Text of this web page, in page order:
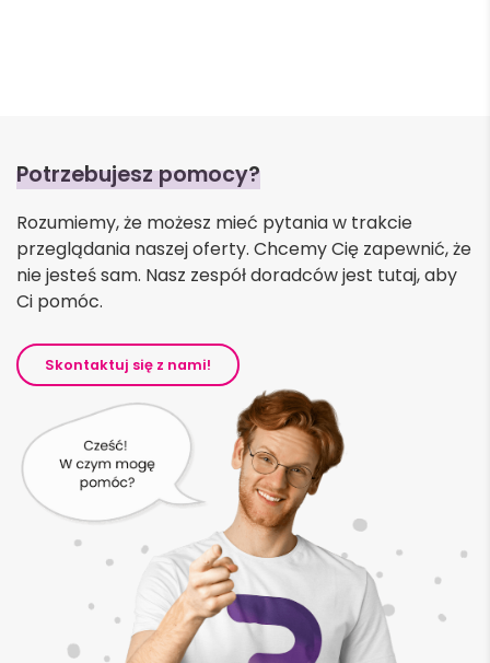
Potrzebujesz pomocy?
Rozumiemy, że możesz mieć pytania w trakcie
przeglądania naszej oferty. Chcemy Cię zapewnić, że
nie jesteś sam. Nasz zespół doradców jest tutaj, aby
Ci pomóc.
Skontaktuj się z nami!